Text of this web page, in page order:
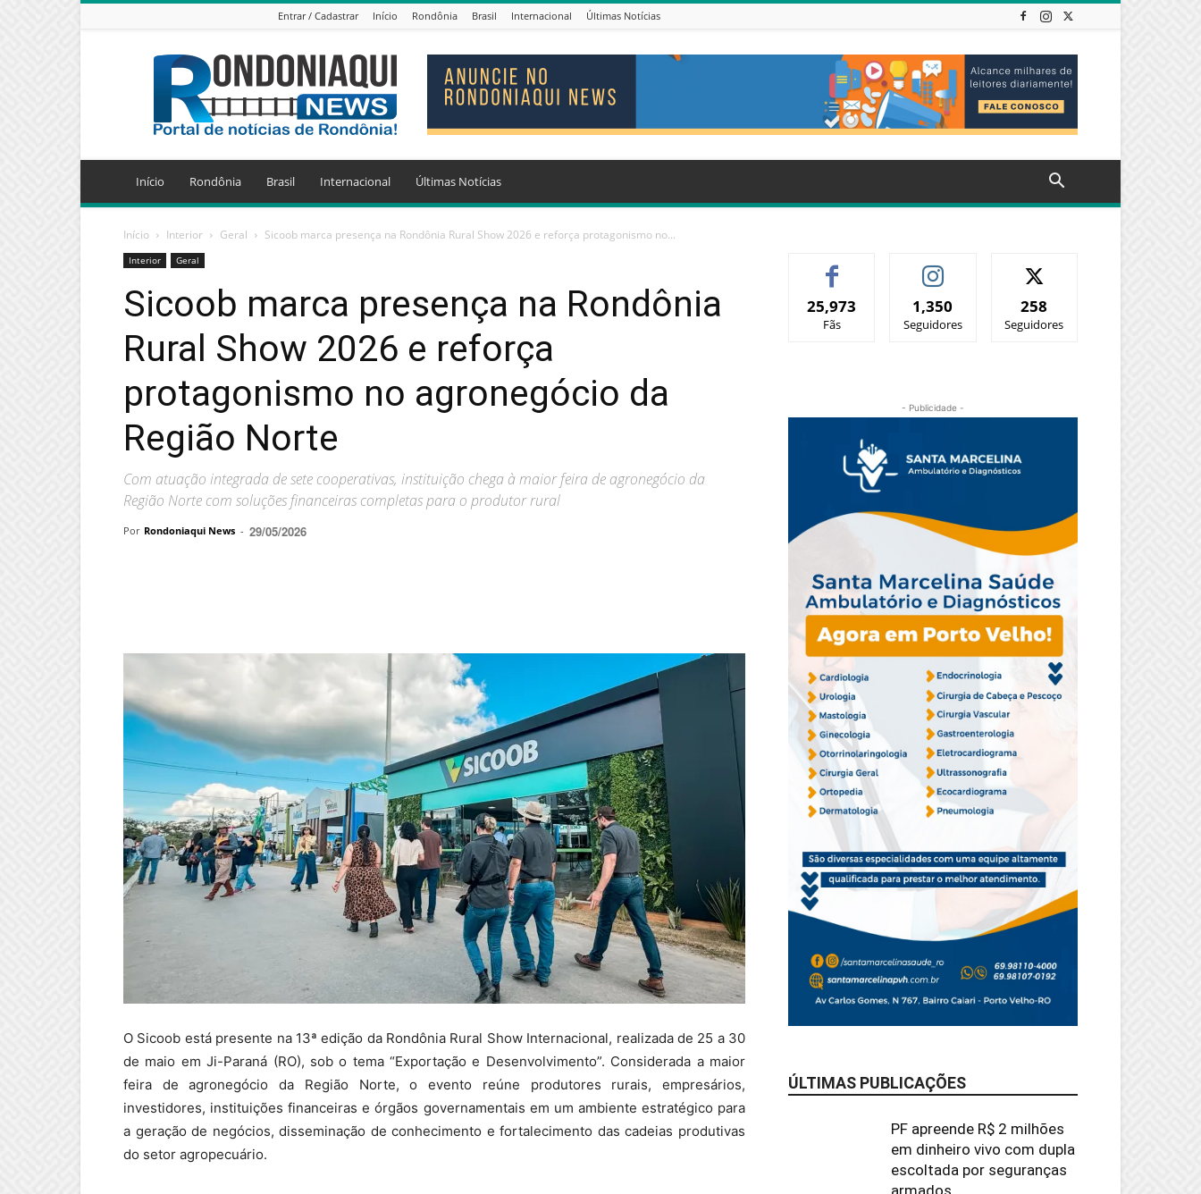
Entrar / Cadastrar Início Rondônia Brasil Internacional Últimas Notícias
Jornal
Eletrônico
Rondoniaqui
News
Início Rondônia Brasil Internacional Últimas Notícias
Início Interior Geral Sicoob marca presença na Rondônia Rural Show 2026 e reforça protagonismo no...
Interior Geral
Sicoob marca presença na Rondônia
Rural Show 2026 e reforça
protagonismo no agronegócio da
Região Norte
Com atuação integrada de sete cooperativas, instituição chega à maior feira de agronegócio da
Região Norte com soluções financeiras completas para o produtor rural
Por Rondoniaqui News - 29/05/2026
O Sicoob está presente na 13ª edição da Rondônia Rural Show Internacional, realizada de 25 a 30
de maio em Ji-Paraná (RO), sob o tema “Exportação e Desenvolvimento”. Considerada a maior
feira de agronegócio da Região Norte, o evento reúne produtores rurais, empresários,
investidores, instituições financeiras e órgãos governamentais em um ambiente estratégico para
a geração de negócios, disseminação de conhecimento e fortalecimento das cadeias produtivas
do setor agropecuário.
25,973
Fãs
1,350
Seguidores
258
Seguidores
- Publicidade -
ÚLTIMAS PUBLICAÇÕES
PF apreende R$ 2 milhões
em dinheiro vivo com dupla
escoltada por seguranças